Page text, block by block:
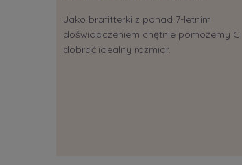
Jako brafitterki z ponad 7-letnim
doświadczeniem chętnie pomożemy Ci
dobrać idealny rozmiar.